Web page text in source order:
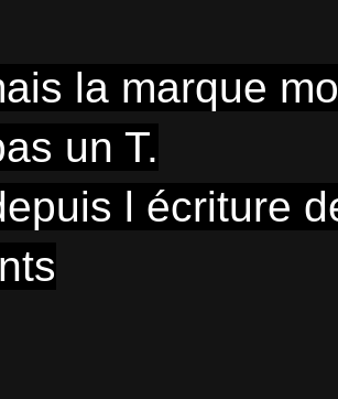
la marque
un T.
l écriture